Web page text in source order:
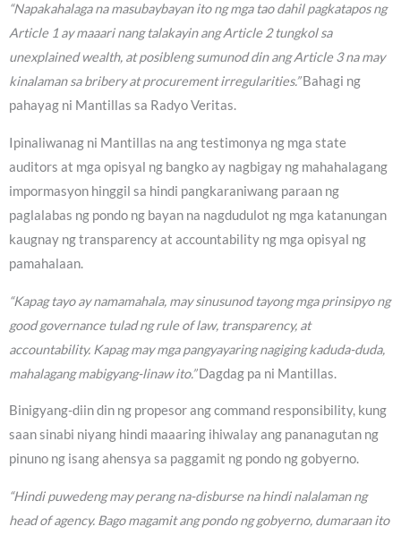
“Napakahalaga na masubaybayan ito ng mga tao dahil pagkatapos ng
Article 1 ay maaari nang talakayin ang Article 2 tungkol sa
unexplained wealth, at posibleng sumunod din ang Article 3 na may
kinalaman sa bribery at procurement irregularities.”Bahagi ng
pahayag ni Mantillas sa Radyo Veritas.
Ipinaliwanag ni Mantillas na ang testimonya ng mga state
auditors at mga opisyal ng bangko ay nagbigay ng mahahalagang
impormasyon hinggil sa hindi pangkaraniwang paraan ng
paglalabas ng pondo ng bayan na nagdudulot ng mga katanungan
kaugnay ng transparency at accountability ng mga opisyal ng
pamahalaan.
“Kapag tayo ay namamahala, may sinusunod tayong mga prinsipyo ng
good governance tulad ng rule of law, transparency, at
accountability. Kapag may mga pangyayaring nagiging kaduda-duda,
mahalagang mabigyang-linaw ito.”Dagdag pa ni Mantillas.
Binigyang-diin din ng propesor ang command responsibility, kung
saan sinabi niyang hindi maaaring ihiwalay ang pananagutan ng
pinuno ng isang ahensya sa paggamit ng pondo ng gobyerno.
“Hindi puwedeng may perang na-disburse na hindi nalalaman ng
head of agency. Bago magamit ang pondo ng gobyerno, dumaraan ito